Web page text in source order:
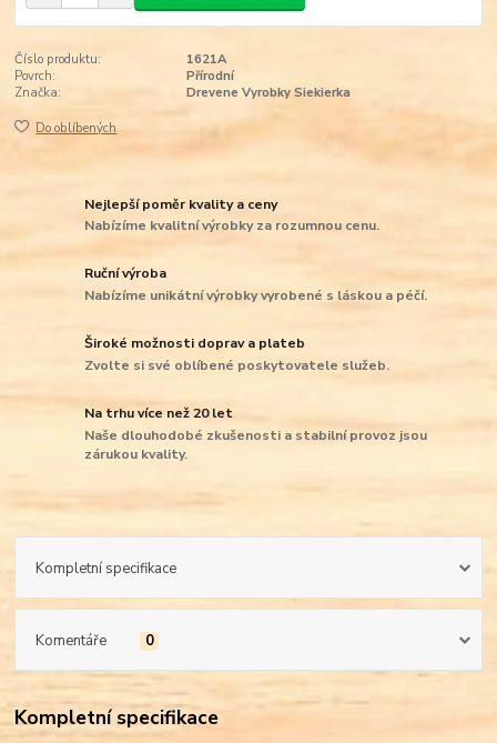
Číslo produktu:
1621A
Povrch:
Přírodní
Značka:
Drevene Vyrobky Siekierka
Do oblíbených
Nejlepší poměr kvality a ceny
Nabízíme kvalitní výrobky za rozumnou cenu.
Ruční výroba
Nabízíme unikátní výrobky vyrobené s láskou a péčí.
Široké možnosti doprav a plateb
Zvolte si své oblíbené poskytovatele služeb.
Na trhu více než 20 let
Naše dlouhodobé zkušenosti a stabilní provoz jsou
zárukou kvality.
Kompletní specifikace
Komentáře 0
Kompletní specifikace